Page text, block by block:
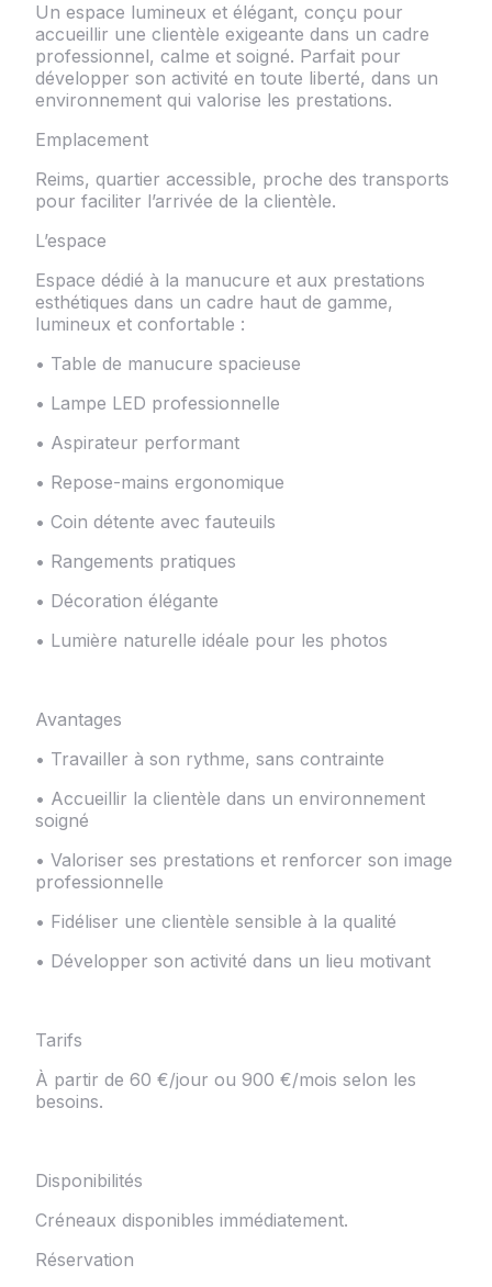
Un espace lumineux et élégant, conçu pour
accueillir une clientèle exigeante dans un cadre
professionnel, calme et soigné. Parfait pour
développer son activité en toute liberté, dans un
environnement qui valorise les prestations.
Emplacement
Reims, quartier accessible, proche des transports
pour faciliter l’arrivée de la clientèle.
L’espace
Espace dédié à la manucure et aux prestations
esthétiques dans un cadre haut de gamme,
lumineux et confortable :
• Table de manucure spacieuse
• Lampe LED professionnelle
• Aspirateur performant
• Repose-mains ergonomique
• Coin détente avec fauteuils
• Rangements pratiques
• Décoration élégante
• Lumière naturelle idéale pour les photos
Avantages
• Travailler à son rythme, sans contrainte
• Accueillir la clientèle dans un environnement
soigné
• Valoriser ses prestations et renforcer son image
professionnelle
• Fidéliser une clientèle sensible à la qualité
• Développer son activité dans un lieu motivant
Tarifs
À partir de 60 €/jour ou 900 €/mois selon les
besoins.
Disponibilités
Créneaux disponibles immédiatement.
Réservation